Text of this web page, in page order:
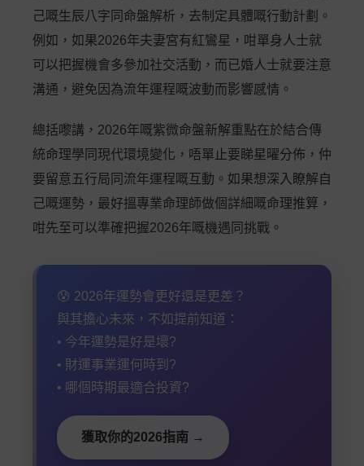
己嘅生辰八字同命盤解析，去制定具體嘅行動計劃。
例如，如果2026年夫妻宮有紅鸞星，咁單身人士就
可以把握機會多參加社交活動，而已婚人士就要注意
溝通，避免因為流年運程嘅波動而影響感情。
總括嚟講，2026年嘅紫微命盤新解重點在於結合傳
統命理學同現代環境變化，唔單止要睇星曜分佈，仲
要留意五行局同流年運程嘅互動。如果想深入瞭解自
己嘅運勢，最好搵專業命理師做個詳細嘅命理推算，
咁先至可以準確把握2026年嘅機遇同挑戰。
😰 2026年運勢會更好還是更差？
與其擔心未來，不如提前知道：
• 今年運勢是好是壞?
• 財運事業運何時到?
• 哪個時期最適合投資?
獲取你的2026指南 →